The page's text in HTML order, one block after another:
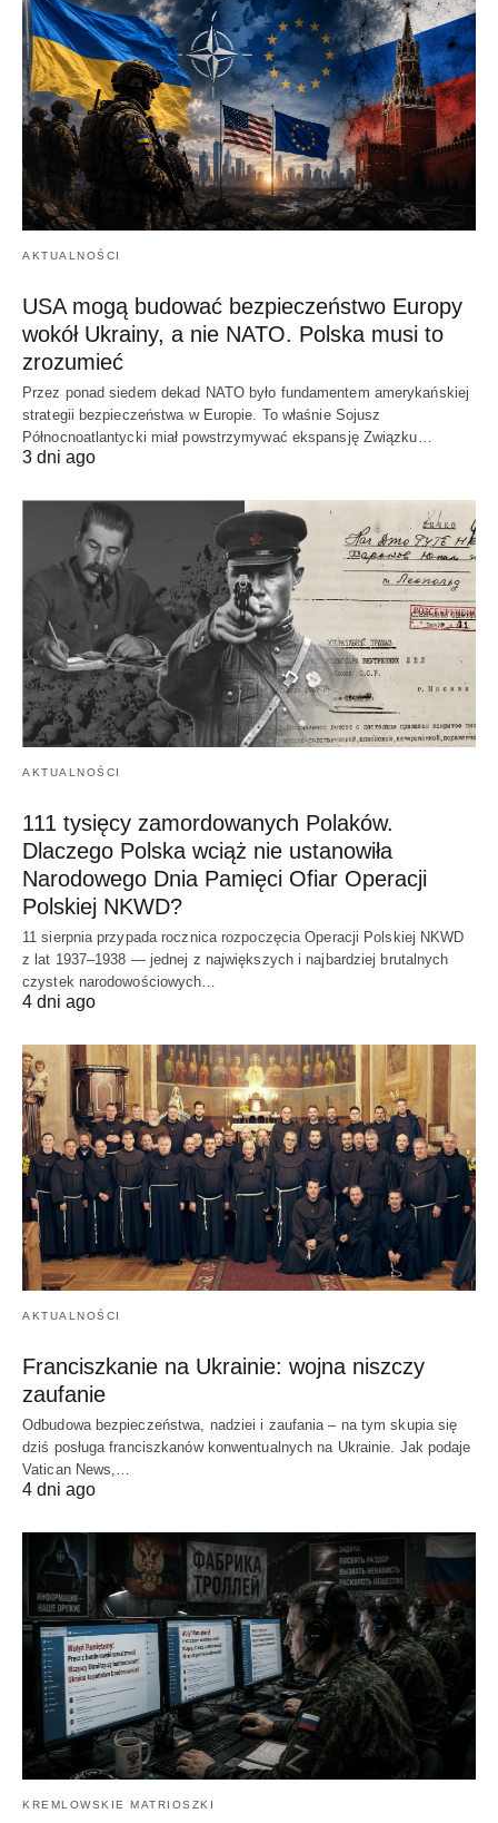
AKTUALNOŚCI
USA mogą budować bezpieczeństwo Europy
wokół Ukrainy, a nie NATO. Polska musi to
zrozumieć
Przez ponad siedem dekad NATO było fundamentem amerykańskiej
strategii bezpieczeństwa w Europie. To właśnie Sojusz
Północnoatlantycki miał powstrzymywać ekspansję Związku…
3 dni ago
AKTUALNOŚCI
111 tysięcy zamordowanych Polaków.
Dlaczego Polska wciąż nie ustanowiła
Narodowego Dnia Pamięci Ofiar Operacji
Polskiej NKWD?
11 sierpnia przypada rocznica rozpoczęcia Operacji Polskiej NKWD
z lat 1937–1938 — jednej z największych i najbardziej brutalnych
czystek narodowościowych…
4 dni ago
AKTUALNOŚCI
Franciszkanie na Ukrainie: wojna niszczy
zaufanie
Odbudowa bezpieczeństwa, nadziei i zaufania – na tym skupia się
dziś posługa franciszkanów konwentualnych na Ukrainie. Jak podaje
Vatican News,…
4 dni ago
KREMLOWSKIE MATRIOSZKI